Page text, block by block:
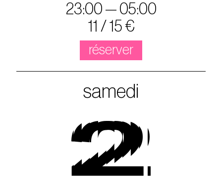
privatisations
23:00 — 05:00
11 / 15 €
réserver
samedi
2